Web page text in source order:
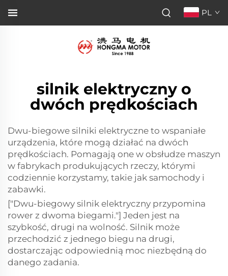
PL
silnik elektryczny o
dwóch prędkościach
Dwu-biegowe silniki elektryczne to wspaniałe
urządzenia, które mogą działać na dwóch
prędkościach. Pomagają one w obsłudze maszyn
w fabrykach produkujących rzeczy, którymi
codziennie korzystamy, takie jak samochody i
zabawki.
["Dwu-biegowy silnik elektryczny przypomina
rower z dwoma biegami."] Jeden jest na
szybkość, drugi na wolność. Silnik może
przechodzić z jednego biegu na drugi,
dostarczając odpowiednią moc niezbędną do
danego zadania.